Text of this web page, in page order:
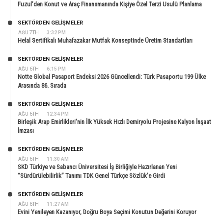
Fuzul’den Konut ve Araç Finansmanında Kişiye Özel Terzi Usulü Planlama
AĞU 7TH 3:32 PM
SEKTÖRDEN GELIŞMELER
Helal Sertifikalı Muhafazakar Mutfak Konseptinde Üretim Standartları
AĞU 6TH 6:15 PM
SEKTÖRDEN GELIŞMELER
Notte Global Pasaport Endeksi 2026 Güncellendi: Türk Pasaportu 199 Ülke
Arasında 86. Sırada
AĞU 6TH 12:34 PM
SEKTÖRDEN GELIŞMELER
Birleşik Arap Emirlikleri’nin İlk Yüksek Hızlı Demiryolu Projesine Kalyon İnşaat
İmzası
AĞU 6TH 11:30 AM
SEKTÖRDEN GELIŞMELER
SKD Türkiye ve Sabancı Üniversitesi İş Birliğiyle Hazırlanan Yeni
“Sürdürülebilirlik” Tanımı TDK Genel Türkçe Sözlük’e Girdi
AĞU 6TH 11:27 AM
SEKTÖRDEN GELIŞMELER
Evini Yenileyen Kazanıyor, Doğru Boya Seçimi Konutun Değerini Koruyor